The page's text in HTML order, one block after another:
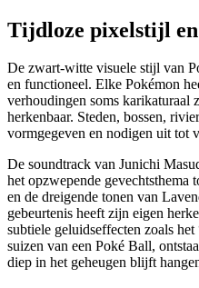
Tijdloze pixelstijl
De zwart-witte visuele stijl van
en functioneel. Elke Pokémon
verhoudingen soms karikaturaal
herkenbaar. Steden, bossen,
vormgegeven en nodigen uit tot
De soundtrack van Junichi
het opzwepende gevechtsthema
en de dreigende tonen van
gebeurtenis heeft zijn eigen
subtiele geluidseffecten zoals
suizen van een Poké Ball,
diep in het geheugen blijft